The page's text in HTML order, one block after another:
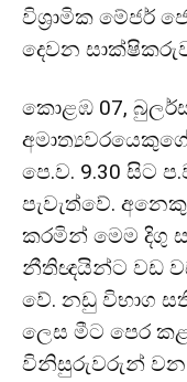
විශ්‍රාමික මේජර්
දෙවන
කොළඹ 07,
පෙ.ව. 9.30 සිට
පැවැත්වේ.
කරමින් මෙම දිගු
නීතිඥයින්ට වඩ
වේ. නඩු විභාග
ලෙස මීට පෙර
විනිසුරුවරුන් වන